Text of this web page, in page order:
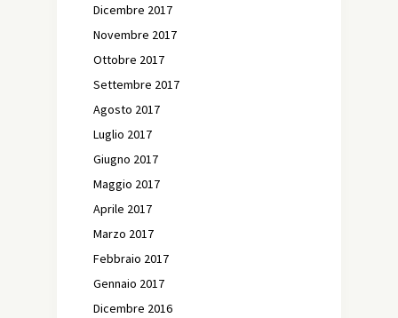
Dicembre 2017
Novembre 2017
Ottobre 2017
Settembre 2017
Agosto 2017
Luglio 2017
Giugno 2017
Maggio 2017
Aprile 2017
Marzo 2017
Febbraio 2017
Gennaio 2017
Dicembre 2016